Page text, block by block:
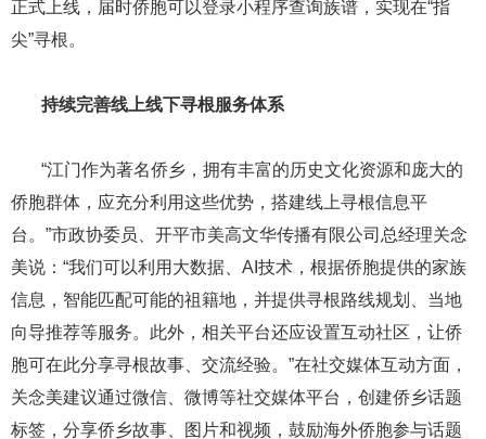
正式上线，届时侨胞可以登录小程序查询族谱，实现在“指
尖”寻根。
​​​​​​​ ​​​​​​​​​​​​​​持续完善线上线下寻根服务体系
​​​​​​​ ​​​​​​​“江门作为著名侨乡，拥有丰富的历史文化资源和庞大的
侨胞群体，应充分利用这些优势，搭建线上寻根信息平
台。”市政协委员、开平市美高文华传播有限公司总经理关念
美说：“我们可以利用大数据、AI技术，根据侨胞提供的家族
信息，智能匹配可能的祖籍地，并提供寻根路线规划、当地
向导推荐等服务。此外，相关平台还应设置互动社区，让侨
胞可在此分享寻根故事、交流经验。”在社交媒体互动方面，
关念美建议通过微信、微博等社交媒体平台，创建侨乡话题
标签，分享侨乡故事、图片和视频，鼓励海外侨胞参与话题